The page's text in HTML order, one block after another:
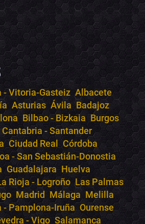
- Vitoria-Gasteiz Albacete
Asturias Ávila Badajoz
Bilbao - Bizkaia Burgos
Cantabria - Santander
Ciudad Real
Córdoba
- San Sebastián-Donostia
Guadalajara Huelva
Rioja - Logroño Las Palmas
Madrid Málaga Melilla
- Pamplona-Iruña Ourense
- Vigo Salamanca
· conciertos.club
ayudo a encontrar conciertos